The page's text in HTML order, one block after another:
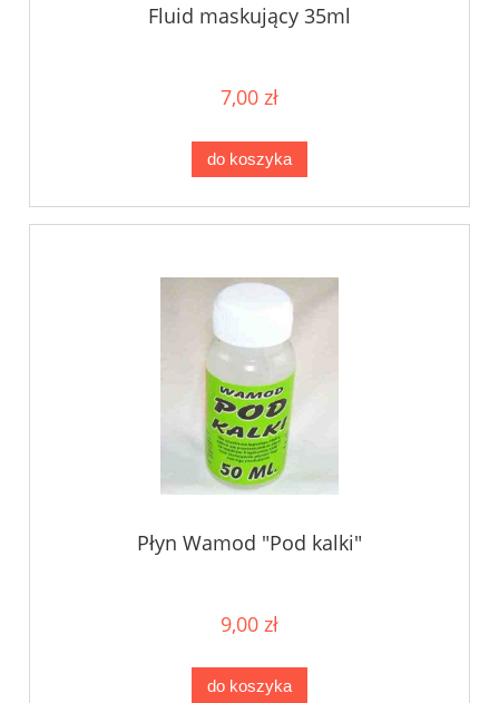
Fluid maskujący 35ml
7,00 zł
do koszyka
Płyn Wamod "Pod kalki"
9,00 zł
do koszyka